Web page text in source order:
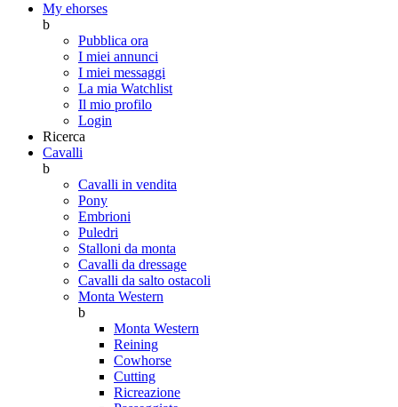
My ehorses
b
Pubblica ora
I miei annunci
I miei messaggi
La mia Watchlist
Il mio profilo
Login
Ricerca
Cavalli
b
Cavalli in vendita
Pony
Embrioni
Puledri
Stalloni da monta
Cavalli da dressage
Cavalli da salto ostacoli
Monta Western
b
Monta Western
Reining
Cowhorse
Cutting
Ricreazione